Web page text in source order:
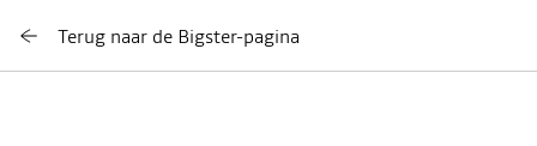
Terug naar de Bigster-pagina